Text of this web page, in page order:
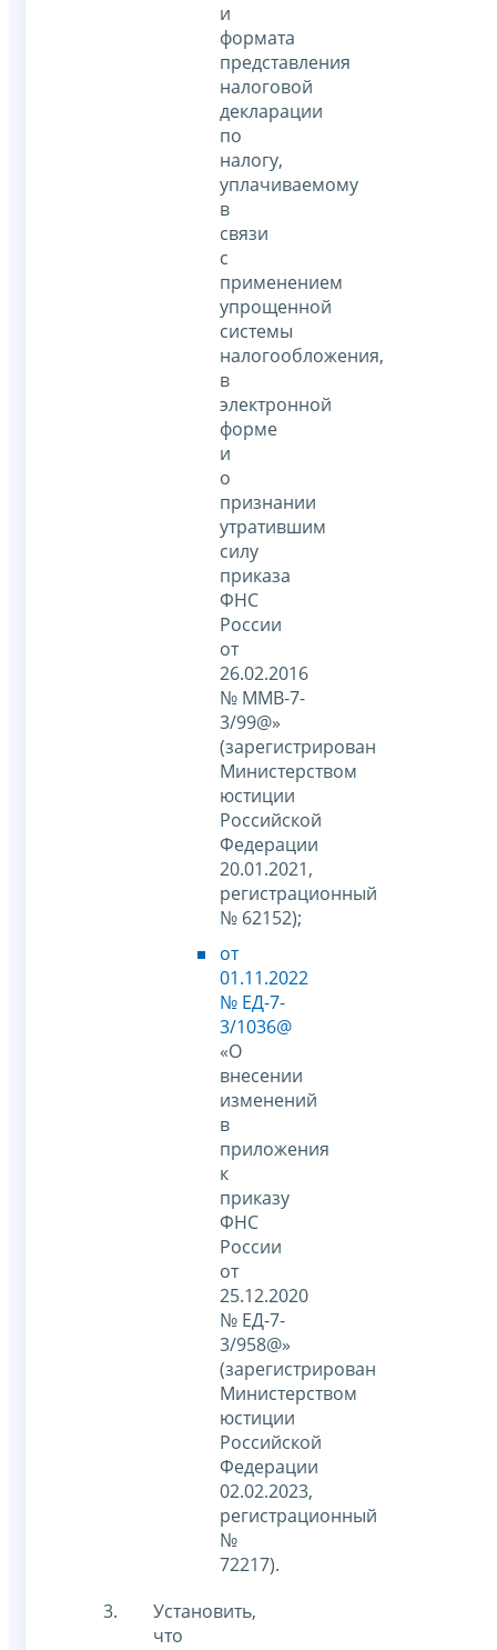
и
формата
представления
налоговой
декларации
по
налогу,
уплачиваемому
в
связи
с
применением
упрощенной
системы
налогообложения,
в
электронной
форме
и
о
признании
утратившим
силу
приказа
ФНС
России
от
26.02.2016
№ ММВ-7-
3/99@»
(зарегистрирован
Министерством
юстиции
Российской
Федерации
20.01.2021,
регистрационный
№ 62152);
от
01.11.2022
№ ЕД-7-
3/1036@
«О
внесении
изменений
в
приложения
к
приказу
ФНС
России
от
25.12.2020
№ ЕД-7-
3/958@»
(зарегистрирован
Министерством
юстиции
Российской
Федерации
02.02.2023,
регистрационный
№
72217).
Установить,
что